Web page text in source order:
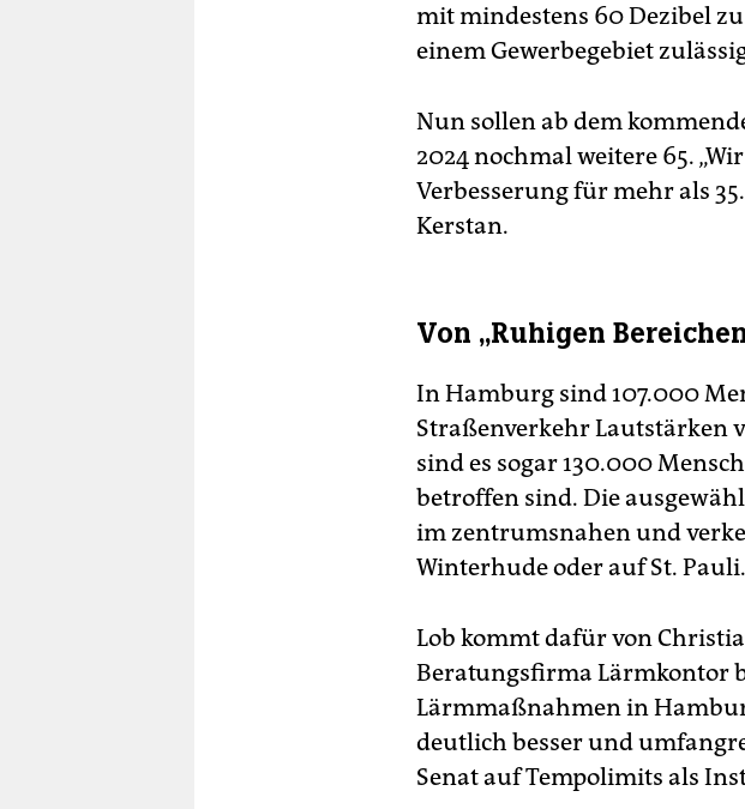
mit mindestens 60 Dezibel
einem Gewerbegebiet
Nun sollen ab dem
2024 nochmal weitere 65.
Verbesserung für mehr als
Kerstan.
Von „Ruhigen
In Hamburg sind 107.000
Straßenverkehr Lautstärken
sind es sogar 130.000
betroffen sind. Die
im zentrumsnahen und
Winterhude oder auf St. Pauli.
Lob kommt dafür von
Beratungsfirma Lärmkontor
Lärmmaßnahmen in
deutlich besser und
Senat auf Tempolimits als